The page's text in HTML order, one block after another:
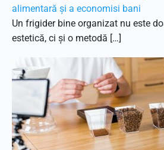
alimentară și a economisi bani
Un frigider bine organizat nu este
estetică, ci și o metodă […]